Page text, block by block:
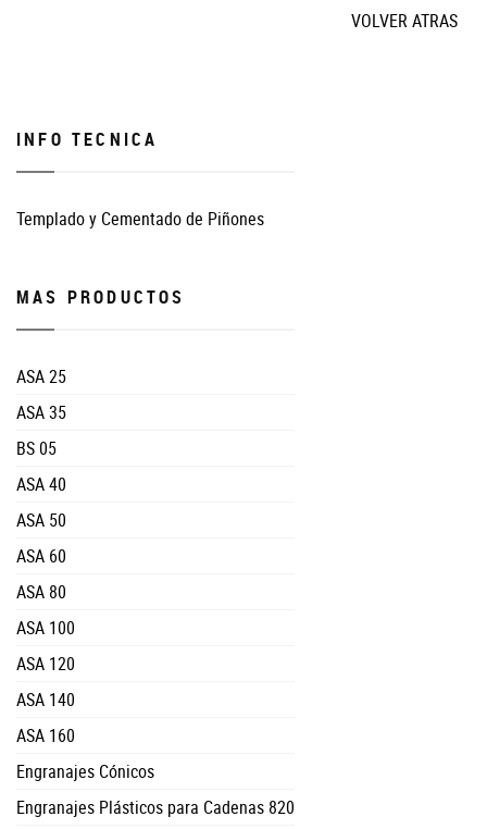
VOLVER ATRAS
INFO TECNICA
Templado y Cementado de Piñones
MAS PRODUCTOS
ASA 25
ASA 35
BS 05
ASA 40
ASA 50
ASA 60
ASA 80
ASA 100
ASA 120
ASA 140
ASA 160
Engranajes Cónicos
Engranajes Plásticos para Cadenas 820